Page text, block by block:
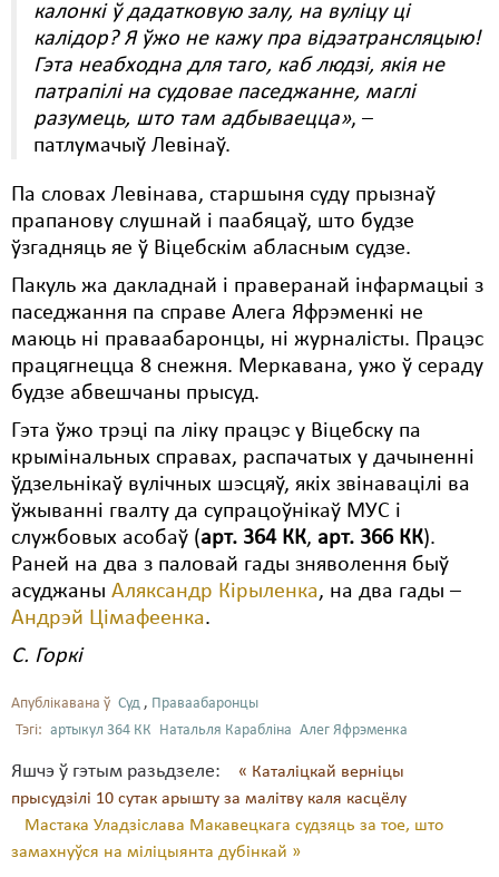
калонкі ў дадатковую залу, на вуліцу ці
калідор? Я ўжо не кажу пра відэатрансляцыю!
Гэта неабходна для таго, каб людзі, якія не
патрапілі на судовае паседжанне, маглі
разумець, што там адбываецца», –
патлумачыў Левінаў.
Па словах Левінава, старшыня суду прызнаў
прапанову слушнай і паабяцаў, што будзе
ўзгадняць яе ў Віцебскім абласным судзе.
Пакуль жа дакладнай і праверанай інфармацыі з
паседжання па справе Алега Яфрэменкі не
маюць ні праваабаронцы, ні журналісты. Працэс
працягнецца 8 снежня. Меркавана, ужо ў сераду
будзе абвешчаны прысуд.
Гэта ўжо трэці па ліку працэс у Віцебску па
крымінальных справах, распачатых у дачыненні
ўдзельнікаў вулічных шэсцяў, якіх звінавацілі ва
ўжыванні гвалту да супрацоўнікаў МУС і
службовых асобаў (арт. 364 КК, арт. 366 КК).
Раней на два з паловай гады зняволення быў
асуджаны Аляксандр Кірыленка, на два гады –
Андрэй Цімафеенка.
С. Горкі
Апублікавана ў Суд , Праваабаронцы
Тэгі: артыкул 364 КК Натальля Карабліна Алег Яфрэменка
Яшчэ ў гэтым разьдзеле:
« Каталіцкай верніцы
прысудзілі 10 сутак арышту за малітву каля касцёлу
Мастака Уладзіслава Макавецкага судзяць за тое, што
замахнуўся на міліцыянта дубінкай »